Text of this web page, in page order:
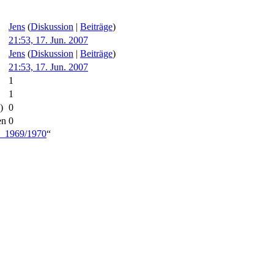
Jens (Diskussion | Beiträge)
21:53, 17. Jun. 2007
Jens (Diskussion | Beiträge)
21:53, 17. Jun. 2007
1
1
0
0
1970“